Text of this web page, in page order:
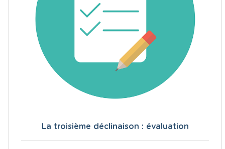
La troisième déclinaison : évaluation